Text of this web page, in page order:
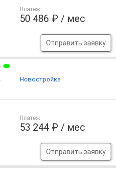
Платеж
50 486 ₽ / мес
Отправить заявку
Платеж
53 244 ₽ / мес
Отправить заявку
Новостройка